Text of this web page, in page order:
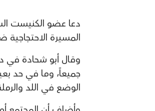
دعا عضو الكنيست
المسيرة الاحتجاجية ضد
وقال أبو شحادة في
جميعاً، وما في حد
الوضع في اللد